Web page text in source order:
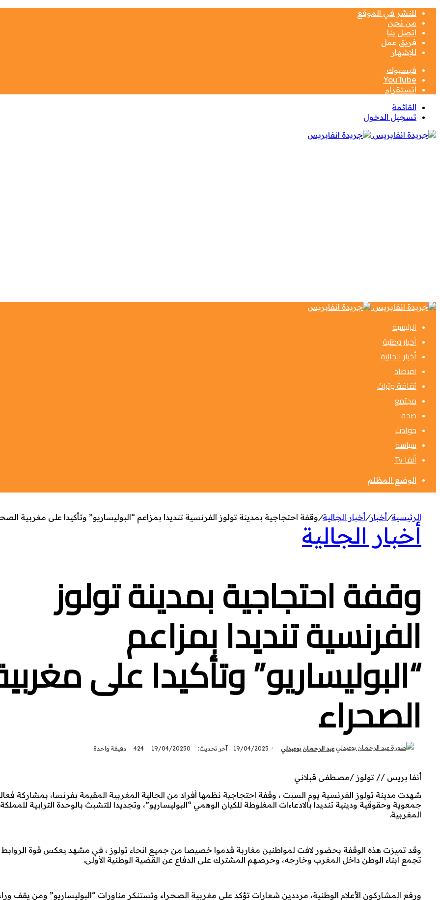
للنشر في الموقع
من نحن
اتصل بنا
فريق عمل
للإشهار
فيسبوك
‫YouTube
انستقرام
القائمة
تسجيل الدخول
الرئيسية
أخبار وطنية
أخبار الجالية
اقتصاد
ثقافة وتراث
مجتمع
صحة
حوادث
سياسة
أنفا Tv
الوضع المظلم
الرئيسية/أخبار/أخبار الجالية/وقفة احتجاجية بمدينة تولوز الفرنسية تنديدا بمزاعم “البوليساريو” وتأكيدا على مغربية
أخبار الجالية
وقفة احتجاجية بمدينة تولوز
الفرنسية تنديدا بمزاعم
“البوليساريو” وتأكيدا على
الصحراء
عبد الرحمان بوعبدلي 19/04/2025 آخر تحديث: 19/04/2025 0 دقيقة واحدة
أنفا بريس // تولوز /مصطفى قبلاني
شهدت مدينة تولوز الفرنسية يوم السبت ، وقفة احتجاجية نظمها أفراد من الجالية المغربية المقيمة بفرنسا، بمشاركة
جمعوية وحقوقية ودينية تنديدا بالادعاءات المغلوطة للكيان الوهمي “البوليساريو”، وتجديدا للتشبث بالوحدة الترابية للمملكة
المغربية.
وقد تميزت هذه الوقفة بحضور لافت لمواطنين مغاربة قدموا خصيصا من جميع انحاء تولوز ، في مشهد يعكس قوة الروابط
تجمع أبناء الوطن داخل المغرب وخارجه، وحرصهم المشترك على الدفاع عن القضية الوطنية الأولى.
ورفع المشاركون الأعلام الوطنية، مرددين شعارات تؤكد على مغربية الصحراء وتستنكر مناورات “البوليساريو” ومن يقف